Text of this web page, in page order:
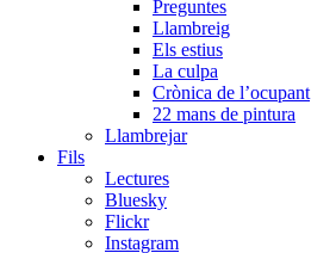
Preguntes
Llambreig
Els estius
La culpa
Crònica de l’ocupant
22 mans de pintura
Llambrejar
Fils
Lectures
Bluesky
Flickr
Instagram